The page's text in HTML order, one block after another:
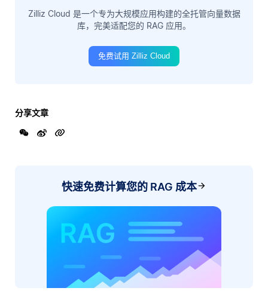
Zilliz Cloud 是一个专为大规模应用构建的全托管向量数据
库，完美适配您的 RAG 应用。
免费试用 Zilliz Cloud
分享文章
快速免费计算您的 RAG 成本